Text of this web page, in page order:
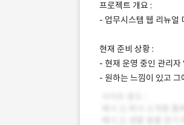
프로젝트 개요 :
- 업무시스템 웹 리뉴얼
현재 준비 상황 :
- 현재 운영 중인 관리
- 원하는 느낌이 있고